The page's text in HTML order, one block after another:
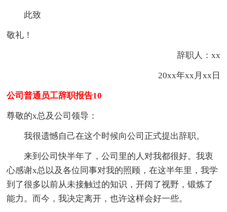
此致
敬礼！
辞职人：xx
20xx年xx月xx日
公司普通员工辞职报告10
尊敬的x总及公司领导：
我很遗憾自己在这个时候向公司正式提出辞职。
来到公司快半年了，公司里的人对我都很好。我衷
心感谢x总以及各位同事对我的照顾，在这半年里，我学
到了很多以前从未接触过的知识，开阔了视野，锻炼了
能力。而今，我决定离开，也许这样会好一些。